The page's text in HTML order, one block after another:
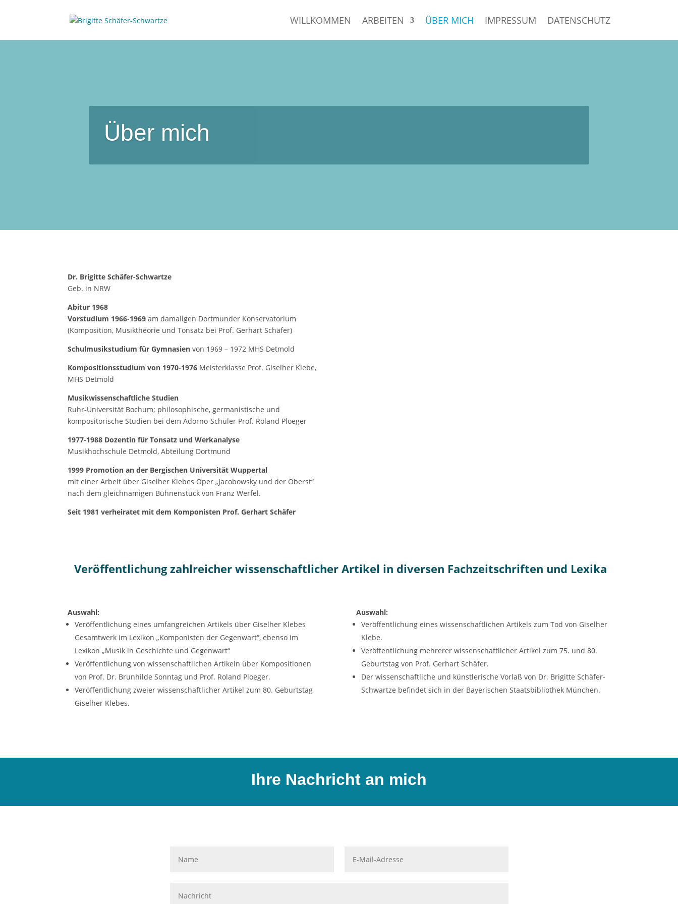
WILLKOMMEN ARBEITEN ÜBER MICH IMPRESSUM DATENSCHUTZ
Über mich
Dr. Brigitte Schäfer-Schwartze
Geb. in NRW
Abitur 1968
Vorstudium 1966-1969 am damaligen Dortmunder Konservatorium
(Komposition, Musiktheorie und Tonsatz bei Prof. Gerhart Schäfer)
Schulmusikstudium für Gymnasien von 1969 – 1972 MHS Detmold
Kompositionsstudium von 1970-1976 Meisterklasse Prof. Giselher Klebe,
MHS Detmold
Musikwissenschaftliche Studien
Ruhr-Universität Bochum; philosophische, germanistische und
kompositorische Studien bei dem Adorno-Schüler Prof. Roland Ploeger
1977-1988 Dozentin für Tonsatz und Werkanalyse
Musikhochschule Detmold, Abteilung Dortmund
1999 Promotion an der Bergischen Universität Wuppertal
mit einer Arbeit über Giselher Klebes Oper „Jacobowsky und der Oberst“
nach dem gleichnamigen Bühnenstück von Franz Werfel.
Seit 1981 verheiratet mit dem Komponisten Prof. Gerhart Schäfer
Veröffentlichung zahlreicher wissenschaftlicher Artikel in diversen Fachzeitschriften und Lexika
Auswahl:
Veröffentlichung eines umfangreichen Artikels über Giselher Klebes
Gesamtwerk im Lexikon „Komponisten der Gegenwart“, ebenso im
Lexikon „Musik in Geschichte und Gegenwart“
Veröffentlichung von wissenschaftlichen Artikeln über Kompositionen
von Prof. Dr. Brunhilde Sonntag und Prof. Roland Ploeger.
Veröffentlichung zweier wissenschaftlicher Artikel zum 80. Geburtstag
Giselher Klebes,
Auswahl:
Veröffentlichung eines wissenschaftlichen Artikels zum Tod von Giselher
Klebe.
Veröffentlichung mehrerer wissenschaftlicher Artikel zum 75. und 80.
Geburtstag von Prof. Gerhart Schäfer.
Der wissenschaftliche und künstlerische Vorlaß von Dr. Brigitte Schäfer-
Schwartze befindet sich in der Bayerischen Staatsbibliothek München.
Ihre Nachricht an mich